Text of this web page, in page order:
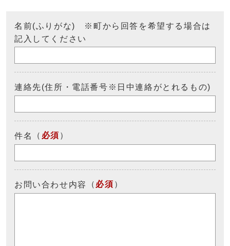
名前(ふりがな) ※町から回答を希望する場合は
記入してください
連絡先(住所・電話番号※日中連絡がとれるもの)
件名 （ 必須 ）
お問い合わせ内容 （ 必須 ）